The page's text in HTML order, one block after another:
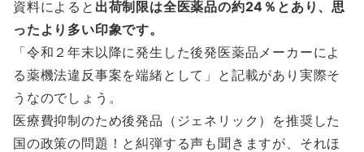
資料によると 出荷制限は全医薬品の約24％とあり、思
ったより多い印象です。
「令和２年末以降に発生した後発医薬品メーカーによ
る薬機法違反事案を端緒として」と記載があり実際そ
うなのでしょう。
医療費抑制のため後発品（ジェネリック）を推奨した
国の政策の問題！と糾弾する声も聞きますが、それほ